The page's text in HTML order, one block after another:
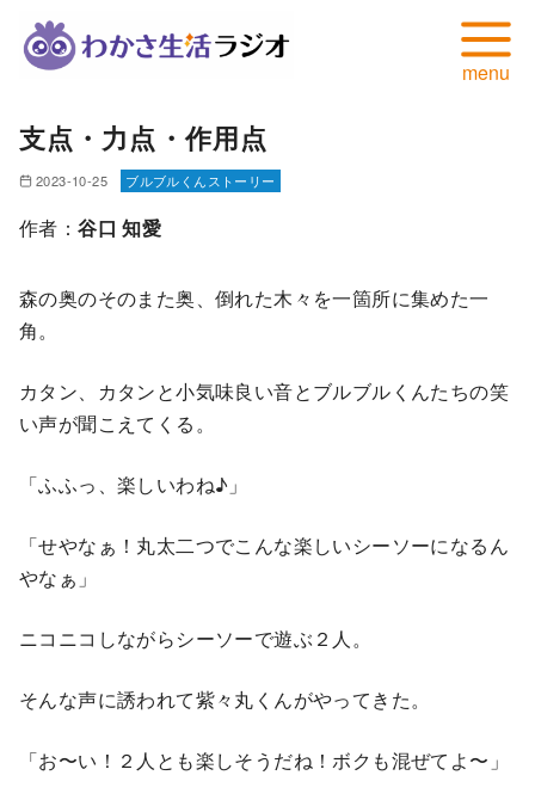
⽀点・⼒点・作⽤点
2023-10-25 ブルブルくんストーリー
作者：谷口 知愛
森の奥のそのまた奥、倒れた⽊々を⼀箇所に集めた⼀
⾓。
カタン、カタンと⼩気味良い⾳とブルブルくんたちの笑
い声が聞こえてくる。
「ふふっ、楽しいわね♪」
「せやなぁ！丸太⼆つでこんな楽しいシーソーになるん
やなぁ」
ニコニコしながらシーソーで遊ぶ２⼈。
そんな声に誘われて紫々丸くんがやってきた。
「お〜い！２⼈とも楽しそうだね！ボクも混ぜてよ〜」